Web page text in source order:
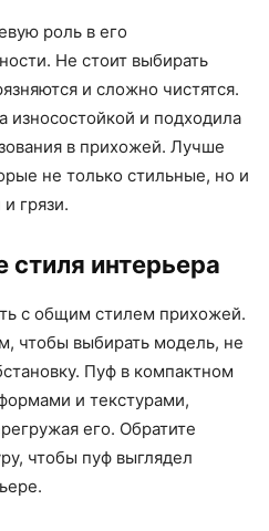
роль в его
Не стоит выбирать
и сложно чистятся.
износостойкой и подходила
в прихожей. Лучше
не только стильные, но и
грязи.
стиля интерьера
с общим стилем прихожей.
чтобы выбирать модель, не
Пуф в компактном
и текстурами,
его. Обратите
чтобы пуф выглядел